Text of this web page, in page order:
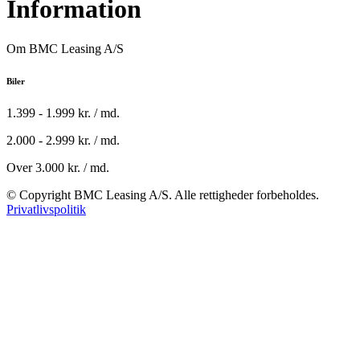
Information
Om BMC Leasing A/S
Biler
1.399 - 1.999 kr. / md.
2.000 - 2.999 kr. / md.
Over 3.000 kr. / md.
© Copyright BMC Leasing A/S. Alle rettigheder forbeholdes.
Privatlivspolitik